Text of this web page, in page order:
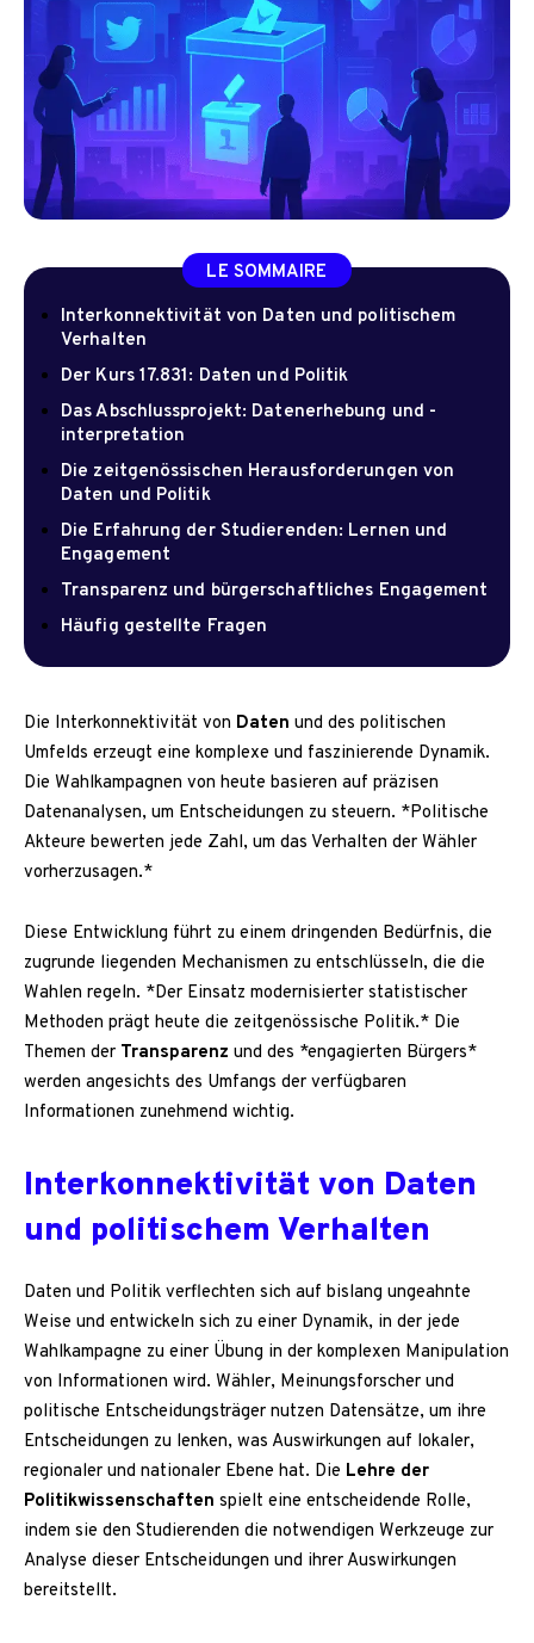
LE SOMMAIRE
Interkonnektivität von Daten und politischem
Verhalten
Der Kurs 17.831: Daten und Politik
Das Abschlussprojekt: Datenerhebung und -
interpretation
Die zeitgenössischen Herausforderungen von
Daten und Politik
Die Erfahrung der Studierenden: Lernen und
Engagement
Transparenz und bürgerschaftliches Engagement
Häufig gestellte Fragen
Die Interkonnektivität von Daten und des politischen
Umfelds erzeugt eine komplexe und faszinierende Dynamik.
Die Wahlkampagnen von heute basieren auf präzisen
Datenanalysen, um Entscheidungen zu steuern. *Politische
Akteure bewerten jede Zahl, um das Verhalten der Wähler
vorherzusagen.*
Diese Entwicklung führt zu einem dringenden Bedürfnis, die
zugrunde liegenden Mechanismen zu entschlüsseln, die die
Wahlen regeln. *Der Einsatz modernisierter statistischer
Methoden prägt heute die zeitgenössische Politik.* Die
Themen der Transparenz und des *engagierten Bürgers*
werden angesichts des Umfangs der verfügbaren
Informationen zunehmend wichtig.
Interkonnektivität von Daten
und politischem Verhalten
Daten und Politik verflechten sich auf bislang ungeahnte
Weise und entwickeln sich zu einer Dynamik, in der jede
Wahlkampagne zu einer Übung in der komplexen Manipulation
von Informationen wird. Wähler, Meinungsforscher und
politische Entscheidungsträger nutzen Datensätze, um ihre
Entscheidungen zu lenken, was Auswirkungen auf lokaler,
regionaler und nationaler Ebene hat. Die Lehre der
Politikwissenschaften spielt eine entscheidende Rolle,
indem sie den Studierenden die notwendigen Werkzeuge zur
Analyse dieser Entscheidungen und ihrer Auswirkungen
bereitstellt.